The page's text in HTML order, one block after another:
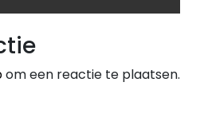
om een reactie te plaatsen.